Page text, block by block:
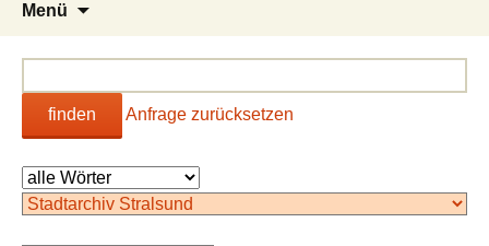
Menü
finden Anfrage zurücksetzen